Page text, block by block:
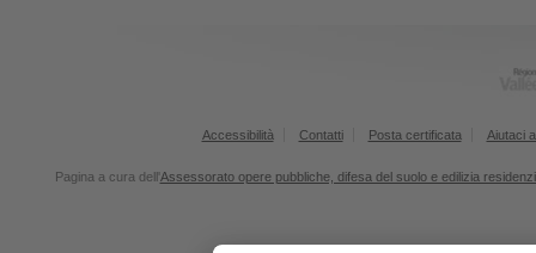
Accessibilità Contatti Posta certificata Aiutaci
Pagina a cura dell'Assessorato opere pubbliche, difesa del suolo e edilizia